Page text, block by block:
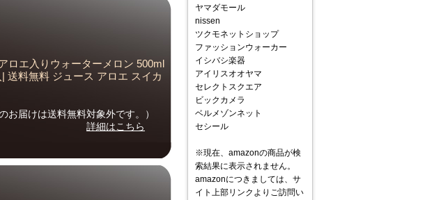
ロエ入りウォーターメロン 500ml
送料無料 ジュース アロエ スイカ
お届けは送料無料対象外です。）
詳細はこちら
ヤマダモール
nissen
ツクモネットショップ
ファッションウォーカー
イシバシ楽器
アイリスオオヤマ
セレクトスクエア
ビックカメラ
ベルメゾンネット
セシール
※現在、amazonの商品が検
索結果に表示されません。
amazonにつきましては、サ
イト上部リンクよりご訪問い